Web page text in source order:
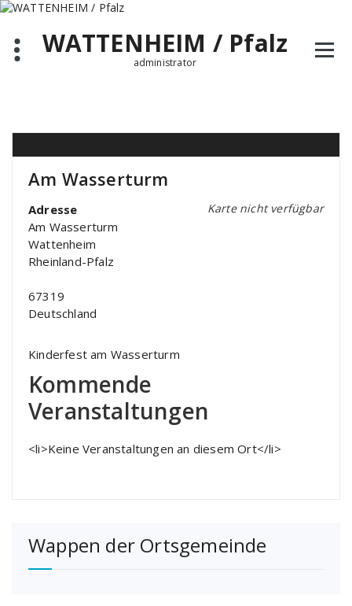
Zum
springenWATTENHEIM / Pfalz
administrator
Am Wasserturm
Karte nicht verfügbar
Adresse
Am Wasserturm
Wattenheim
Rheinland-Pfalz
67319
Deutschland
Kinderfest am Wasserturm
Kommende
Veranstaltungen
<li>Keine Veranstaltungen an diesem Ort</li>
Wappen der Ortsgemeinde